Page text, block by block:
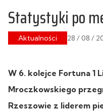
Statystyki po
Aktualności 28 / 08 /
W 6. kolejce Fortuna 1
Mroczkowskiego
Rzeszowie z liderem